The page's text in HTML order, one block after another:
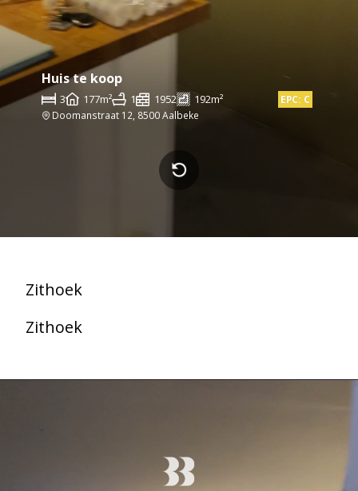
Huis te koop
3 177m² 1 1952 192m²
EPC: C
Doomanstraat 12, 8500 Aalbeke
Zithoek
Zithoek